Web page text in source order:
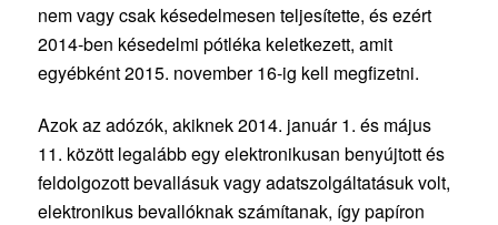
nem vagy csak késedelmesen teljesítette, és ezért
2014-ben késedelmi pótléka keletkezett, amit
egyébként 2015. november 16-ig kell megfizetni.
Azok az adózók, akiknek 2014. január 1. és május
11. között legalább egy elektronikusan benyújtott és
feldolgozott bevallásuk vagy adatszolgáltatásuk volt,
elektronikus bevallóknak számítanak, így papíron